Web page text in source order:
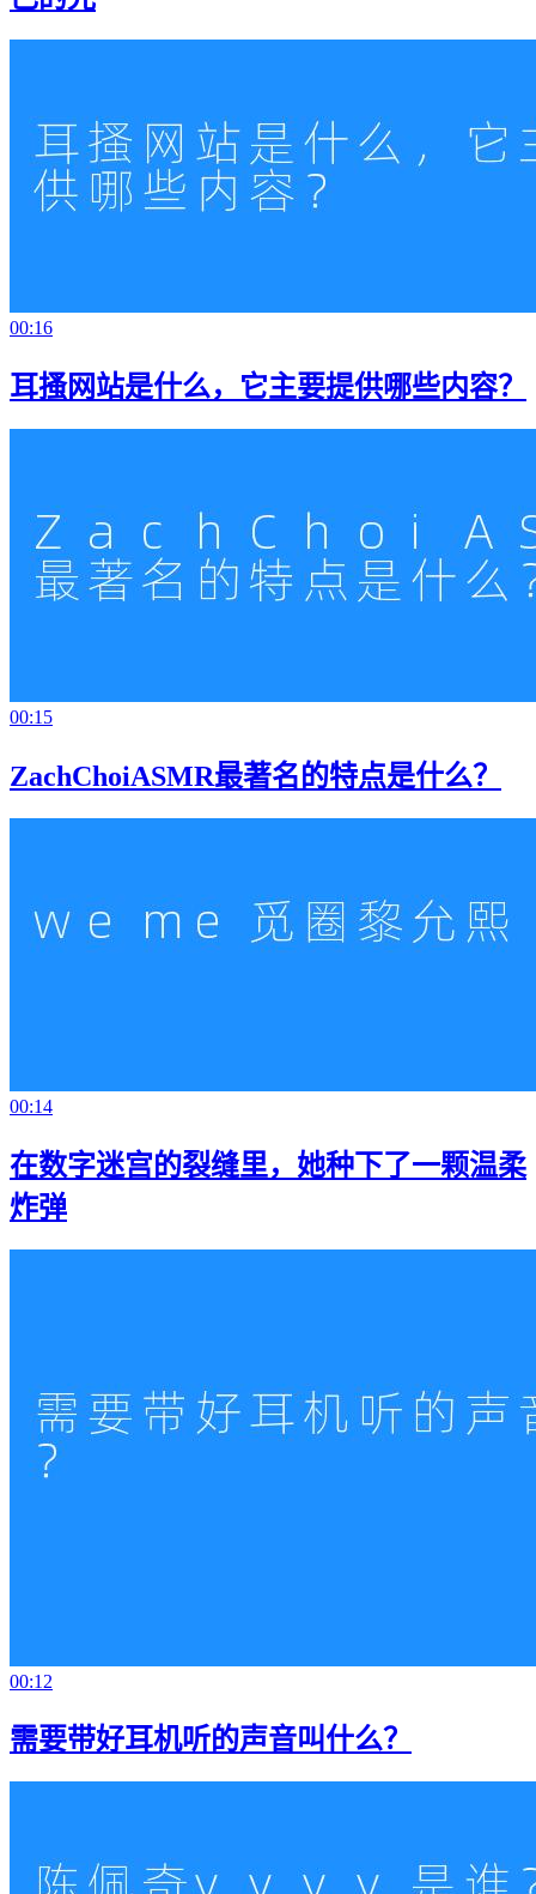
00:16
耳搔网站是什么，它主要提供哪些内容？
00:15
ZachChoiASMR最著名的特点是什么？
00:14
在数字迷宫的裂缝里，她种下了一颗温柔
炸弹
00:12
需要带好耳机听的声音叫什么？